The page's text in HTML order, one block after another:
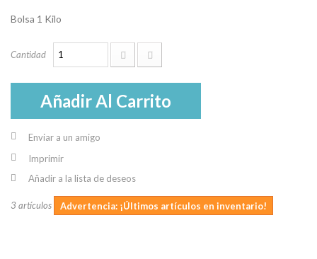
Bolsa 1 Kilo
Cantidad
Añadir Al Carrito
Enviar a un amigo
Imprimir
Añadir a la lista de deseos
3 artículos Advertencia: ¡Últimos artículos en inventario!